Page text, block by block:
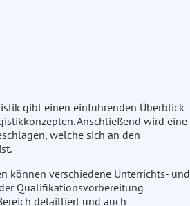
gibt einen einführenden Überblick
Anschließend wird eine
welche sich an den
können verschiedene Unterrichts- und
Qualifikationsvorbereitung
detailliert und auch